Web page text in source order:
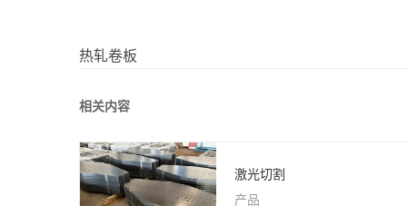
热轧卷板
相关内容
激光切割
产品